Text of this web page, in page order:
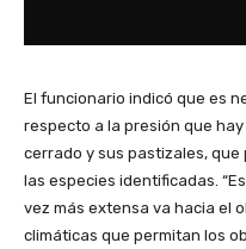
El funcionario indicó que es
respecto a la presión que
cerrado y sus pastizales,
las especies identificadas.
vez más extensa va hacia el
climáticas que permitan los